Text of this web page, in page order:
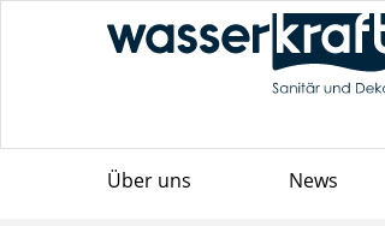
Über uns News